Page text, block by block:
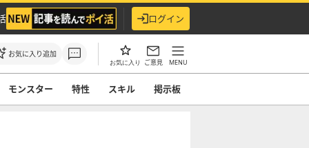
ログイン
お気に入り追加
お気に入り ご意見 MENU
モンスター 特性 スキル 掲示板